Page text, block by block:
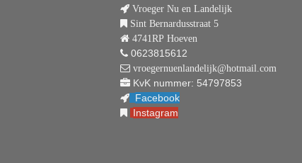
Vroeger Nu en Landelijk
Sint Bernardusstraat 5
4741RP Hoeven
0623815612
vroegernuenlandelijk@hotmail.com
KvK nummer: 54797853
Facebook
Instagram